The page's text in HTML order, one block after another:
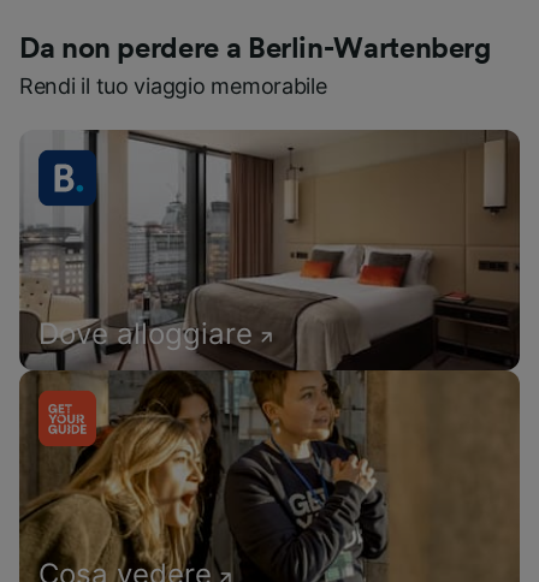
Da non perdere a Berlin-Wartenberg
Rendi il tuo viaggio memorabile
Dove alloggiare
Cosa vedere